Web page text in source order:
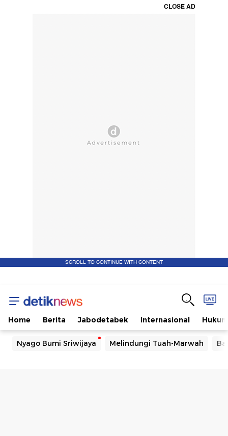
CLOSE AD
SCROLL TO CONTINUE WITH CONTENT
Home Berita Jabodetabek Internasional Hukum
Nyago Bumi Sriwijaya Melindungi Tuah-Marwah